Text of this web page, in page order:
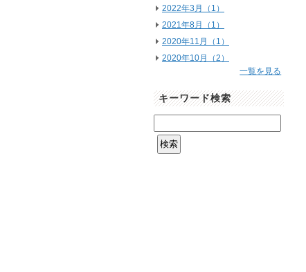
2022年3月（1）
2021年8月（1）
2020年11月（1）
2020年10月（2）
一覧を見る
キーワード検索